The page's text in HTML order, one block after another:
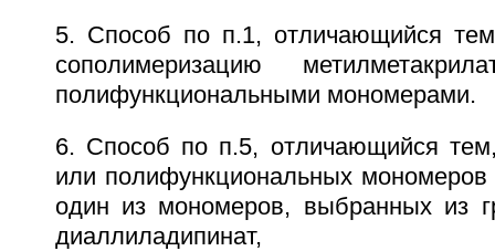
5. Способ по п.1, отличающийся
сополимеризацию
полифункциональными мономерами.
6. Способ по п.5, отличающийся
или полифункциональных
один из мономеров, выбранных из
диаллиладипинат,